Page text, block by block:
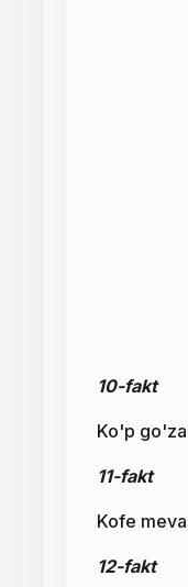
10-fakt
Ko'p
11-fakt
Kofe
12-fakt